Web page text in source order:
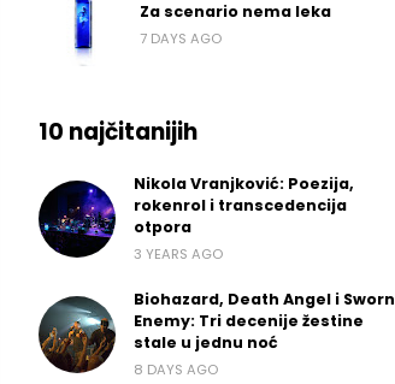
Za scenario nema leka
7 DAYS AGO
10 najčitanijih
Nikola Vranjković: Poezija,
rokenrol i transcedencija
otpora
3 YEARS AGO
Biohazard, Death Angel i Sworn
Enemy: Tri decenije žestine
stale u jednu noć
8 DAYS AGO